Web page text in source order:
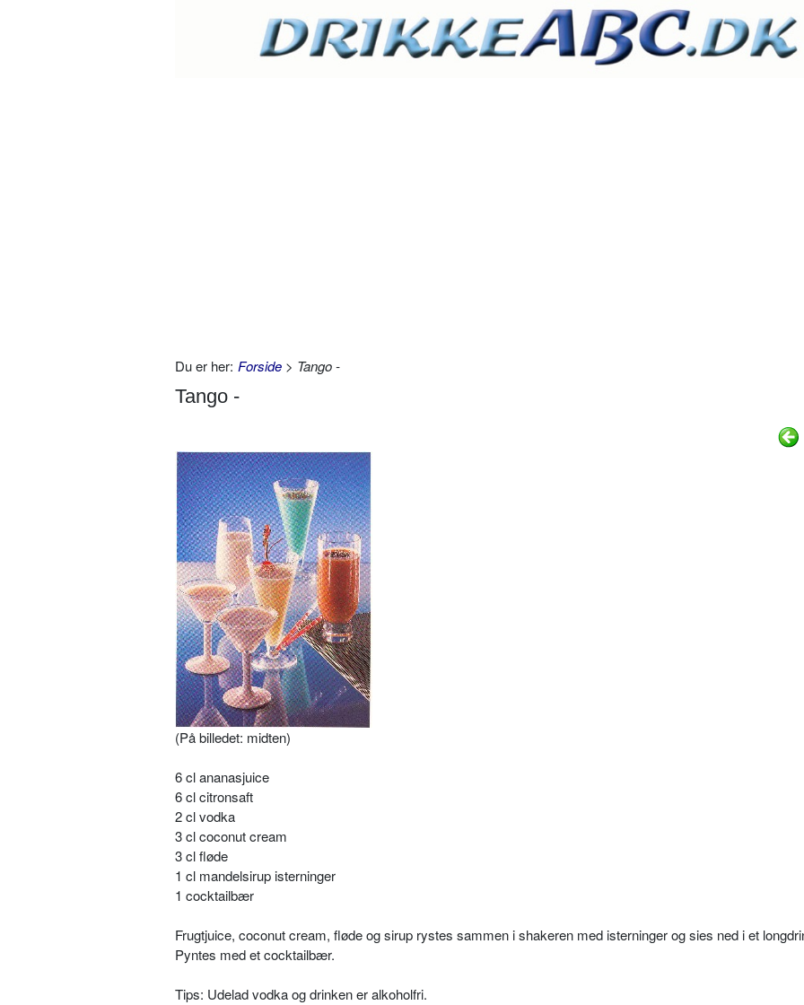
Du er her: Forside > Tango -
Tango -
(På billedet: midten)
6 cl ananasjuice
6 cl citronsaft
2 cl vodka
3 cl coconut cream
3 cl fløde
1 cl mandelsirup isterninger
1 cocktailbær
Frugtjuice, coconut cream, fløde og sirup rystes sammen i shakeren med isterninger og sies ned i et
Pyntes med et cocktailbær.
Tips: Udelad vodka og drinken er alkoholfri.